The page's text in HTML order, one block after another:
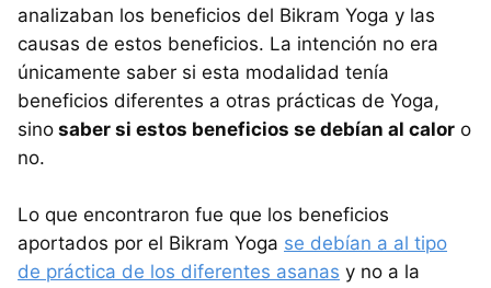
analizaban los beneficios del Bikram Yoga y las
causas de estos beneficios. La intención no era
únicamente saber si esta modalidad tenía
beneficios diferentes a otras prácticas de Yoga,
sino saber si estos beneficios se debían al calor o
no.
Lo que encontraron fue que los beneficios
aportados por el Bikram Yoga se debían a al tipo
de práctica de los diferentes asanas y no a la